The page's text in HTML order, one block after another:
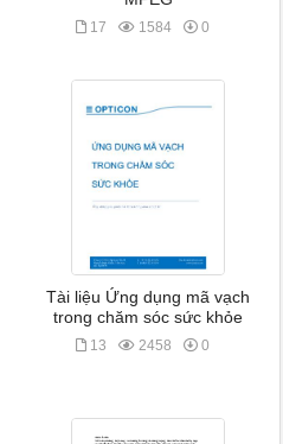
17 1584 0
Tài liệu Ứng dụng mã vạch
trong chăm sóc sức khỏe
13 2458 0